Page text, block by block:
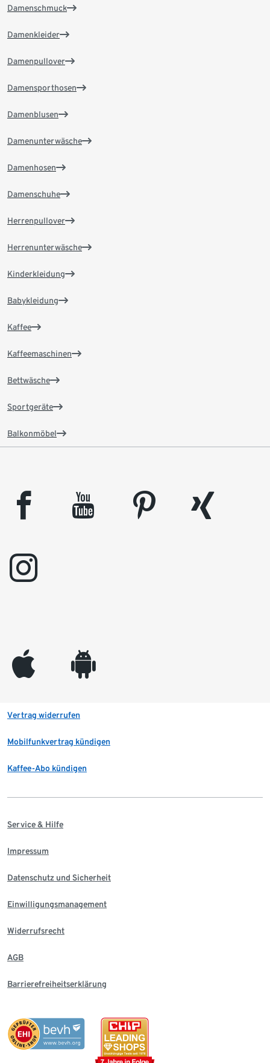
Damenschmuck
Damenkleider
Damenpullover
Damensporthosen
Damenblusen
Damenunterwäsche
Damenhosen
Damenschuhe
Herrenpullover
Herrenunterwäsche
Kinderkleidung
Babykleidung
Kaffee
Kaffeemaschinen
Bettwäsche
Sportgeräte
Balkonmöbel
facebook youtube pinterest
xing
instagram
appleinc android
Vertrag widerrufen
Mobilfunkvertrag kündigen
Kaffee-Abo kündigen
Service & Hilfe
Impressum
Datenschutz und Sicherheit
Einwilligungsmanagement
Widerrufsrecht
AGB
Barrierefreiheitserklärung